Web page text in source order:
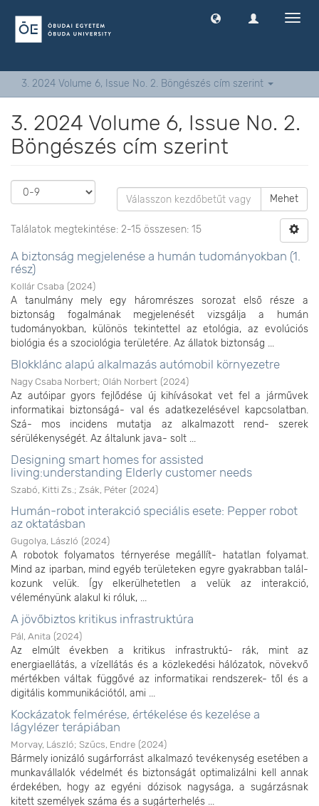
3. 2024 Volume 6, Issue No. 2. Böngészés cím szerint
3. 2024 Volume 6, Issue No. 2.
Böngészés cím szerint
Mehet
Találatok megtekintése: 2-15 összesen: 15
A biztonság megjelenése a humán tudományokban (1.
rész)
Kollár Csaba (2024)
A tanulmány mely egy háromrészes sorozat első része a
biztonság fogalmának megjelenését vizsgálja a humán
tudományokban, különös tekintettel az etológia, az evolúciós
biológia és a szociológia területére. Az állatok biztonság ...
Blokklánc alapú alkalmazás autómobil környezetre
Nagy Csaba Norbert; Oláh Norbert (2024)
Az autóipar gyors fejlődése új kihívásokat vet fel a járművek
informatikai biztonságá- val és adatkezelésével kapcsolatban.
Szá- mos incidens mutatja az alkalmazott rend- szerek
sérülékenységét. Az általunk java- solt ...
Designing smart homes for assisted
living:understanding Elderly customer needs
Szabó, Kitti Zs. ; Zsák, Péter (2024)
Humán-robot interakció speciális esete: Pepper robot
az oktatásban
Gugolya, László (2024)
A robotok folyamatos térnyerése megállít- hatatlan folyamat.
Mind az iparban, mind egyéb területeken egyre gyakrabban talál-
kozunk velük. Így elkerülhetetlen a velük az interakció,
véleményünk alakul ki róluk, ...
A jövőbiztos kritikus infrastruktúra
Pál, Anita (2024)
Az elmúlt években a kritikus infrastruktú- rák, mint az
energiaellátás, a vízellátás és a közlekedési hálózatok, növekvő
mértékben váltak függővé az informatikai rendszerek- től és a
digitális kommunikációtól, ami ...
Kockázatok felmérése, értékelése és kezelése a
lágylézer terápiában
Morvay, László; Szűcs, Endre (2024)
Bármely ionizáló sugárforrást alkalmazó tevékenység esetében a
munkavállalók védelmét és biztonságát optimalizálni kell annak
érdekében, hogy az egyéni dózisok nagysága, a sugárzásnak
kitett személyek száma és a sugárterhelés ...